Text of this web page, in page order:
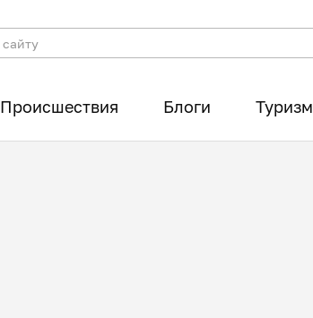
Происшествия Блоги Туризм